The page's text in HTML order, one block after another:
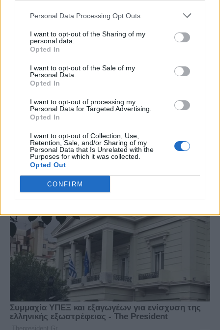
Personal Data Processing Opt Outs
I want to opt-out of the Sharing of my
personal data.
Opted In
I want to opt-out of the Sale of my
Personal Data.
Opted In
I want to opt-out of processing my
Personal Data for Targeted Advertising.
Opted In
I want to opt-out of Collection, Use,
Retention, Sale, and/or Sharing of my
Personal Data that Is Unrelated with the
Purposes for which it was collected.
Opted Out
CONFIRM